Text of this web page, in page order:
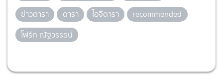
ข่าวดารา
ดารา ไอจีดารา
recommended
โฟร์ท ณัฐวรรธน์